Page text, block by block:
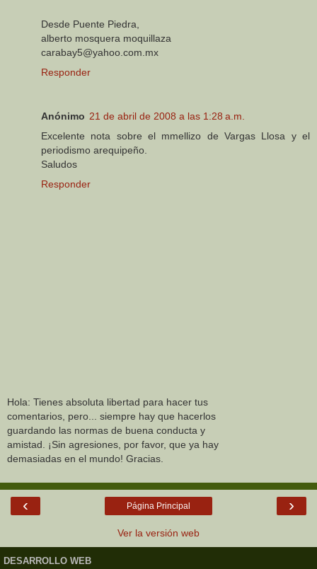
Desde Puente Piedra,
alberto mosquera moquillaza
carabay5@yahoo.com.mx
Responder
Anónimo 21 de abril de 2008 a las 1:28 a.m.
Excelente nota sobre el mmellizo de Vargas Llosa y el
periodismo arequipeño.
Saludos
Responder
Hola: Tienes absoluta libertad para hacer tus
comentarios, pero... siempre hay que hacerlos
guardando las normas de buena conducta y
amistad. ¡Sin agresiones, por favor, que ya hay
demasiadas en el mundo! Gracias.
‹ ›
Página Principal
Ver la versión web
DESARROLLO WEB